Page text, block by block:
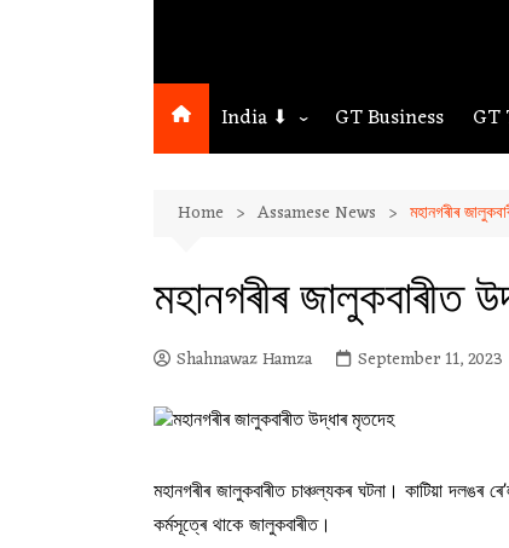
India ⬇
Guwahati
GT Business GT
Home Assamese News মহানগৰীৰ
মহানগৰীৰ জালুকবাৰীত
Shahnawaz Hamza September 11, 2023
মহানগৰীৰ জালুকবাৰীত চাঞ্চল্যকৰ ঘটনা। কাটিয়া
কৰ্মসূত্ৰে থাকে জালুকবাৰীত।